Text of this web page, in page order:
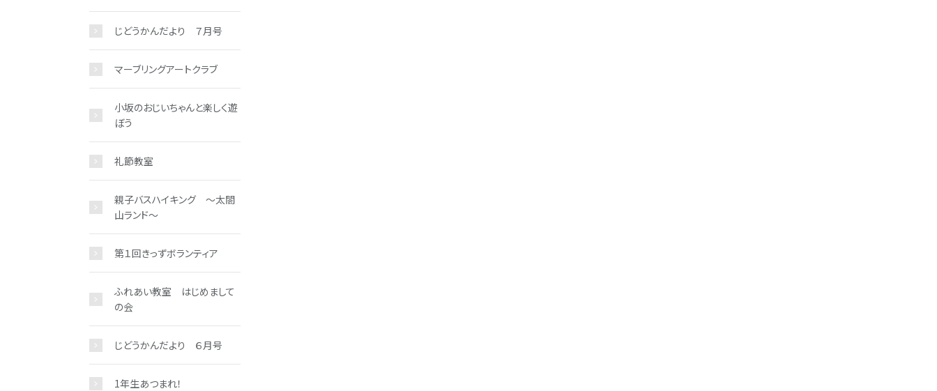
じどうかんだより ７月号
マーブリングアートクラブ
小坂のおじいちゃんと楽しく遊
ぼう
礼節教室
親子バスハイキング ～太閤
山ランド～
第１回きっずボランティア
ふれあい教室 はじめまして
の会
じどうかんだより ６月号
1年生あつまれ！